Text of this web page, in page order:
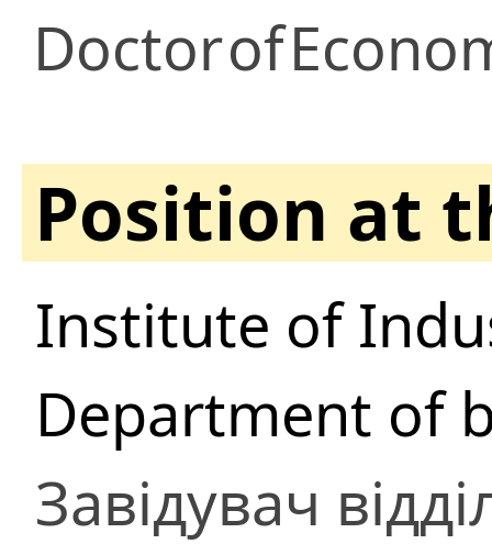
Doctorof
Position at
Institute of
Department of
Завідувач